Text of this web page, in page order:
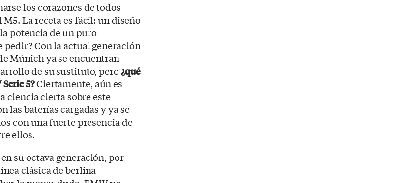
los corazones de todos
M5. La receta es fácil: un diseño
potencia de un puro
pedir? Con la actual generación
Múnich ya se encuentran
de su sustituto, pero¿qué
5?Ciertamente, aún es
ciencia cierta sobre este
las baterías cargadas y ya se
con una fuerte presencia de
ellos.
su octava generación, por
clásica de berlina